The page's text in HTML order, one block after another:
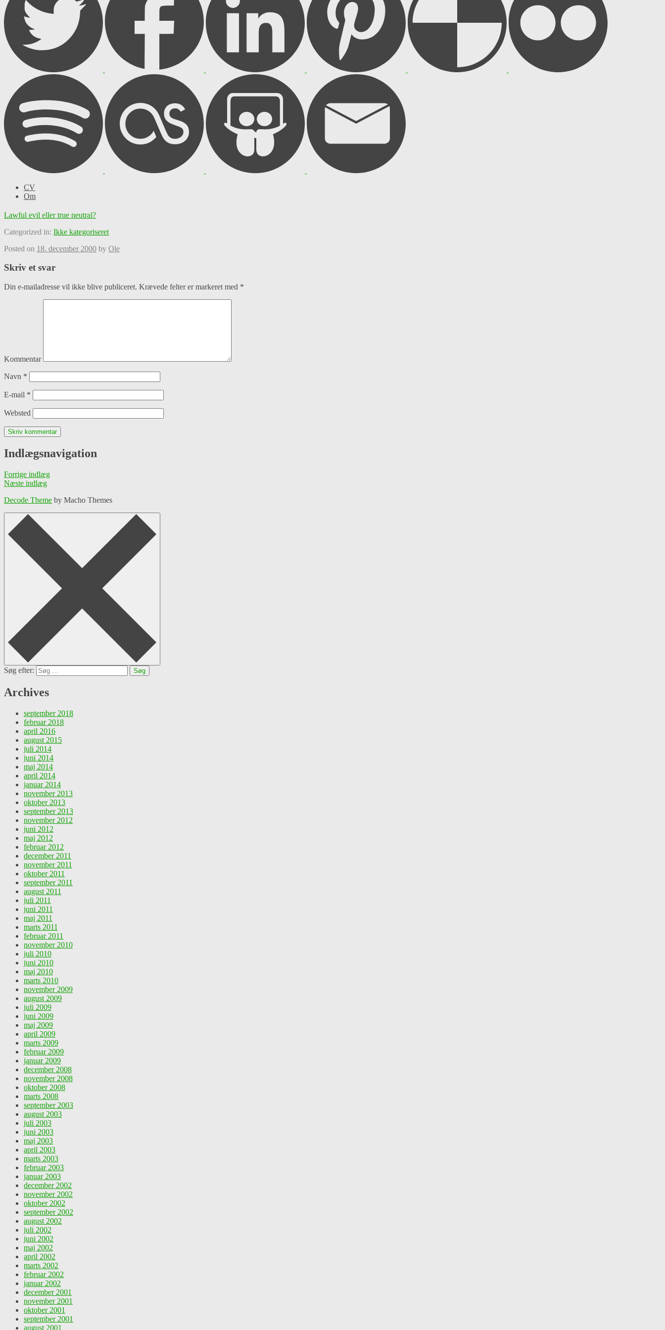
CV
Om
Lawful evil eller true neutral?
Categorized in: Ikke kategoriseret
Posted on 18. december 2000 by Ole
Skriv et svar
Din e-mailadresse vil ikke blive publiceret. Krævede felter er markeret med *
Kommentar
Navn *
E-mail *
Websted
Indlægsnavigation
Forrige indlæg
Næste indlæg
Decode Theme by Macho Themes
Søg efter:
Archives
september 2018
februar 2018
april 2016
august 2015
juli 2014
juni 2014
maj 2014
april 2014
januar 2014
november 2013
oktober 2013
september 2013
november 2012
juni 2012
maj 2012
februar 2012
december 2011
november 2011
oktober 2011
september 2011
august 2011
juli 2011
juni 2011
maj 2011
marts 2011
februar 2011
november 2010
juli 2010
juni 2010
maj 2010
marts 2010
november 2009
august 2009
juli 2009
juni 2009
maj 2009
april 2009
marts 2009
februar 2009
januar 2009
december 2008
november 2008
oktober 2008
marts 2008
september 2003
august 2003
juli 2003
juni 2003
maj 2003
april 2003
marts 2003
februar 2003
januar 2003
december 2002
november 2002
oktober 2002
september 2002
august 2002
juli 2002
juni 2002
maj 2002
april 2002
marts 2002
februar 2002
januar 2002
december 2001
november 2001
oktober 2001
september 2001
august 2001